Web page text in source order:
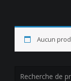
Aucun